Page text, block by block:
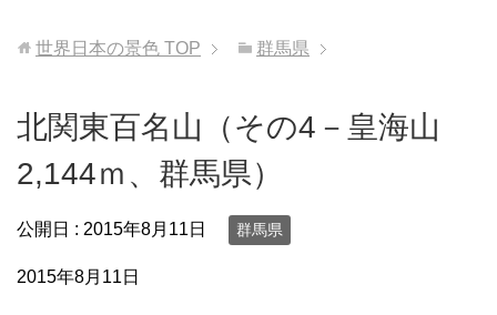
世界日本の景色 TOP 群馬県
北関東百名山（その4－皇海山
2,144ｍ、群馬県）
公開日 : 2015年8月11日 群馬県
2015年8月11日